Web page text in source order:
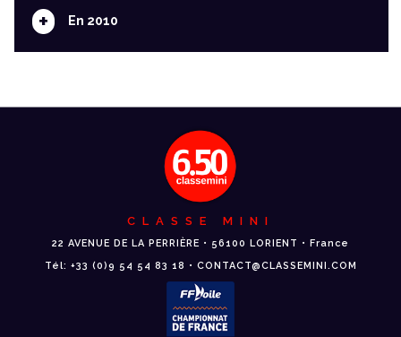
+ En 2010
CLASSE MINI
22 AVENUE DE LA PERRIÈRE • 56100 LORIENT • France
Tél: +33 (0)9 54 54 83 18 • CONTACT@CLASSEMINI.COM